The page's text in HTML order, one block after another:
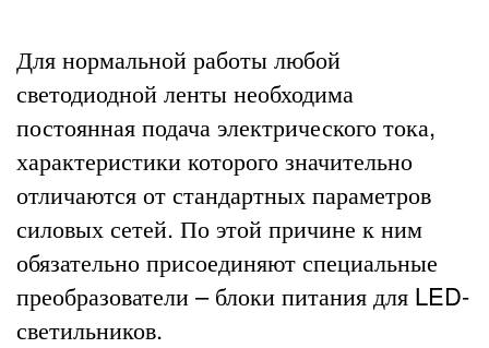
Для нормальной работы любой
светодиодной ленты необходима
постоянная подача электрического тока,
характеристики которого значительно
отличаются от стандартных параметров
силовых сетей. По этой причине к ним
обязательно присоединяют специальные
преобразователи – блоки питания для LED-
светильников.